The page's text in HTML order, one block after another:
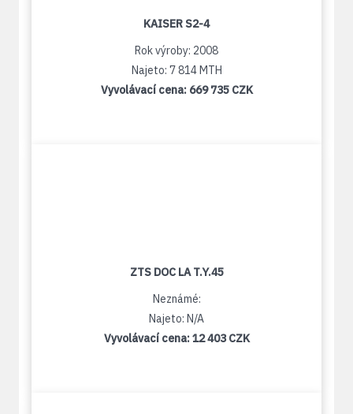
KAISER S2-4
Rok výroby: 2008
Najeto: 7 814 MTH
Vyvolávací cena: 669 735 CZK
ZTS DOC LA T.Y.45
Neznámé:
Najeto: N/A
Vyvolávací cena:12 403 CZK